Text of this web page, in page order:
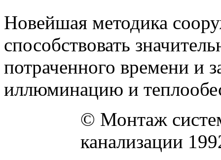
Новейшая методика
способствовать
потраченного времени и
иллюминацию и
© Монтаж
канализации